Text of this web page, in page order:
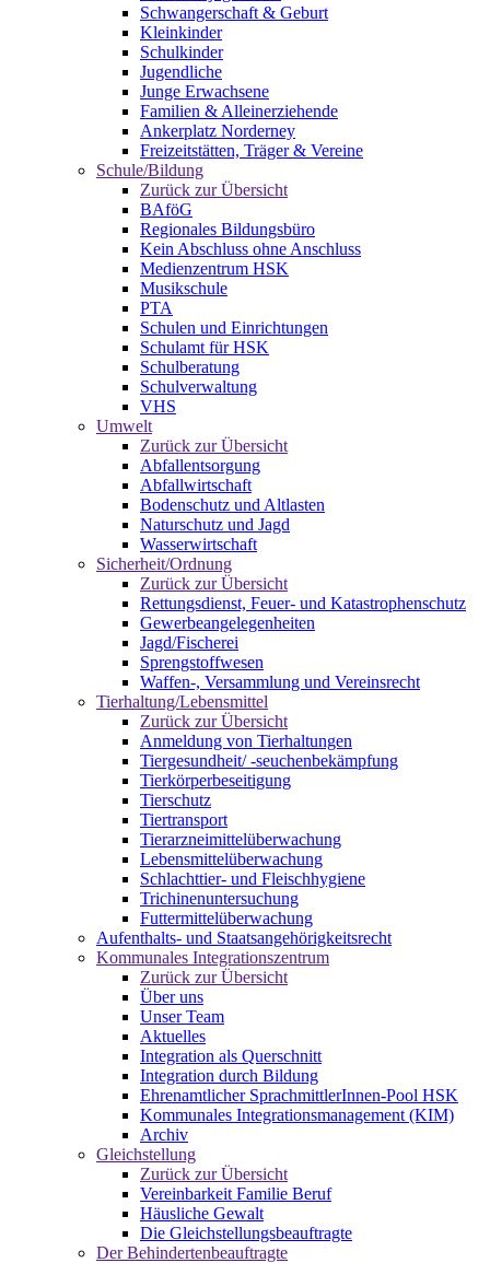
Schwangerschaft & Geburt
Kleinkinder
Schulkinder
Jugendliche
Junge Erwachsene
Familien & Alleinerziehende
Ankerplatz Norderney
Freizeitstätten, Träger & Vereine
Schule/Bildung
Zurück zur Übersicht
BAföG
Regionales Bildungsbüro
Kein Abschluss ohne Anschluss
Medienzentrum HSK
Musikschule
PTA
Schulen und Einrichtungen
Schulamt für HSK
Schulberatung
Schulverwaltung
VHS
Umwelt
Zurück zur Übersicht
Abfallentsorgung
Abfallwirtschaft
Bodenschutz und Altlasten
Naturschutz und Jagd
Wasserwirtschaft
Sicherheit/Ordnung
Zurück zur Übersicht
Rettungsdienst, Feuer- und Katastrophenschutz
Gewerbeangelegenheiten
Jagd/Fischerei
Sprengstoffwesen
Waffen-, Versammlung und Vereinsrecht
Tierhaltung/Lebensmittel
Zurück zur Übersicht
Anmeldung von Tierhaltungen
Tiergesundheit/ -seuchenbekämpfung
Tierkörperbeseitigung
Tierschutz
Tiertransport
Tierarzneimittelüberwachung
Lebensmittelüberwachung
Schlachttier- und Fleischhygiene
Trichinenuntersuchung
Futtermittelüberwachung
Aufenthalts- und Staatsangehörigkeitsrecht
Kommunales Integrationszentrum
Zurück zur Übersicht
Über uns
Unser Team
Aktuelles
Integration als Querschnitt
Integration durch Bildung
Ehrenamtlicher SprachmittlerInnen-Pool HSK
Kommunales Integrationsmanagement (KIM)
Archiv
Gleichstellung
Zurück zur Übersicht
Vereinbarkeit Familie Beruf
Häusliche Gewalt
Die Gleichstellungsbeauftragte
Der Behindertenbeauftragte